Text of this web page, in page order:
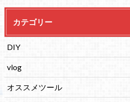
カテゴリー
DIY
vlog
オススメツール